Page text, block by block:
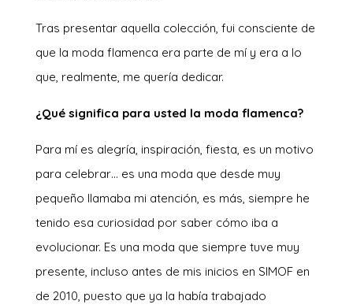
Tras presentar aquella colección, fui consciente de
que la moda flamenca era parte de mí y era a lo
que, realmente, me quería dedicar.
¿Qué significa para usted la moda flamenca?
Para mí es alegría, inspiración, fiesta, es un motivo
para celebrar… es una moda que desde muy
pequeño llamaba mi atención, es más, siempre he
tenido esa curiosidad por saber cómo iba a
evolucionar. Es una moda que siempre tuve muy
presente, incluso antes de mis inicios en SIMOF en
de 2010, puesto que ya la había trabajado